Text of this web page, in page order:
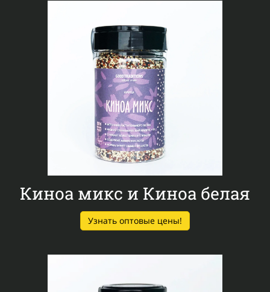
Киноа микс и Киноа белая
Узнать оптовые цены!